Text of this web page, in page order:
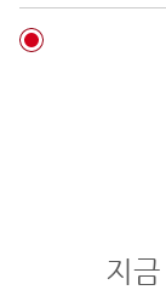
지